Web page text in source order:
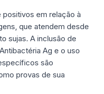
em relação à
que atendem desde
sujas. A inclusão de
Ag e o uso
são
provas de sua